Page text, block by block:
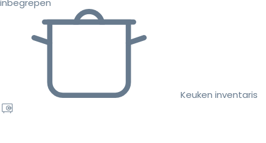
Keuken inventaris